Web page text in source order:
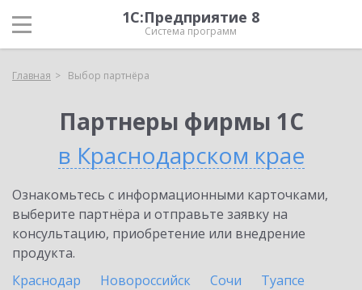
1С:Предприятие 8
Система программ
Главная Выбор партнёра
Партнеры фирмы 1С
в Краснодарском крае
Ознакомьтесь с информационными карточками,
выберите партнёра и отправьте заявку на
консультацию, приобретение или внедрение
продукта.
Краснодар
Новороссийск Сочи
Туапсе